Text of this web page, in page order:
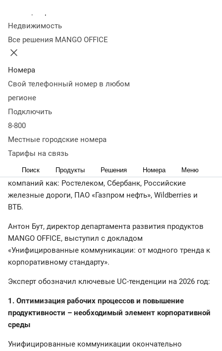
Недвижимость
Все решения MANGO OFFICE
Номера
Свой телефонный номер в любом
регионе
Подключить
8-800
Местные городские номера
Тарифы на связь
Поиск Продукты Решения Номера Меню
«Унифицированные
коммуникации 2025»
14 декабря 2025
OFFICE рассказал представителям бизнеса о ключевых
трендах унифицированных коммуникаций на 2026 год
Конференция TAdviser«Унифицированные
коммуникации 2025»
В событии приняли участие представители таких
компаний как: Ростелеком, Сбербанк, Российские
железные дороги, ПАО «Газпром нефть», Wildberries и
ВТБ.
Антон Бут, директор департамента развития продуктов
MANGO OFFICE, выступил с докладом
«Унифицированные коммуникации: от модного тренда к
корпоративному стандарту».
Эксперт обозначил ключевые UC-тенденции на 2026 год:
1. Оптимизация рабочих процессов и повышение
продуктивности – необходимый элемент корпоративной
среды
Унифицированные коммуникации окончательно